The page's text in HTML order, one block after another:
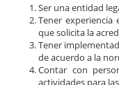
Ser una entidad
Tener experiencia
que solicita la
Tener
de acuerdo a la
Contar con
actividades para